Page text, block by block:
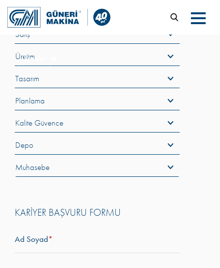
Kariyer
Satış
Üretim
Tasarım
Planlama
Kalite Güvence
Depo
Muhasebe
KARİYER BAŞVURU FORMU
Ad Soyad*